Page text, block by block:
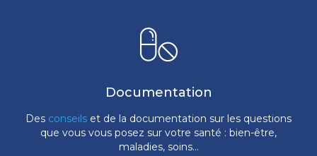
Documentation
Des conseils et de la documentation sur les questions
que vous vous posez sur votre santé : bien-être,
maladies, soins...